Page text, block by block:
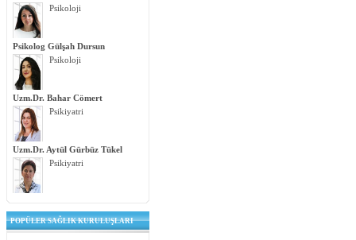
Psikoloji
Psikolog Gülşah Dursun
Psikoloji
Uzm.Dr. Bahar Cömert
Psikiyatri
Uzm.Dr. Aytül Gürbüz Tükel
Psikiyatri
POPÜLER SAĞLIK KURULUŞLARI